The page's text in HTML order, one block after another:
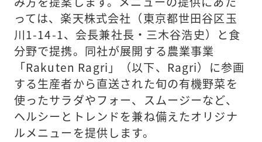
っては、楽天株式会社（東京都世田谷区玉
川1-14-1、会長兼社長・三木谷浩史）と食
分野で提携。同社が展開する農業事業
「Rakuten Ragri」（以下、Ragri）に参画
する生産者から直送された旬の有機野菜を
使ったサラダやフォー、スムージーなど、
ヘルシーとトレンドを兼ね備えたオリジナ
ルメニューを提供します。